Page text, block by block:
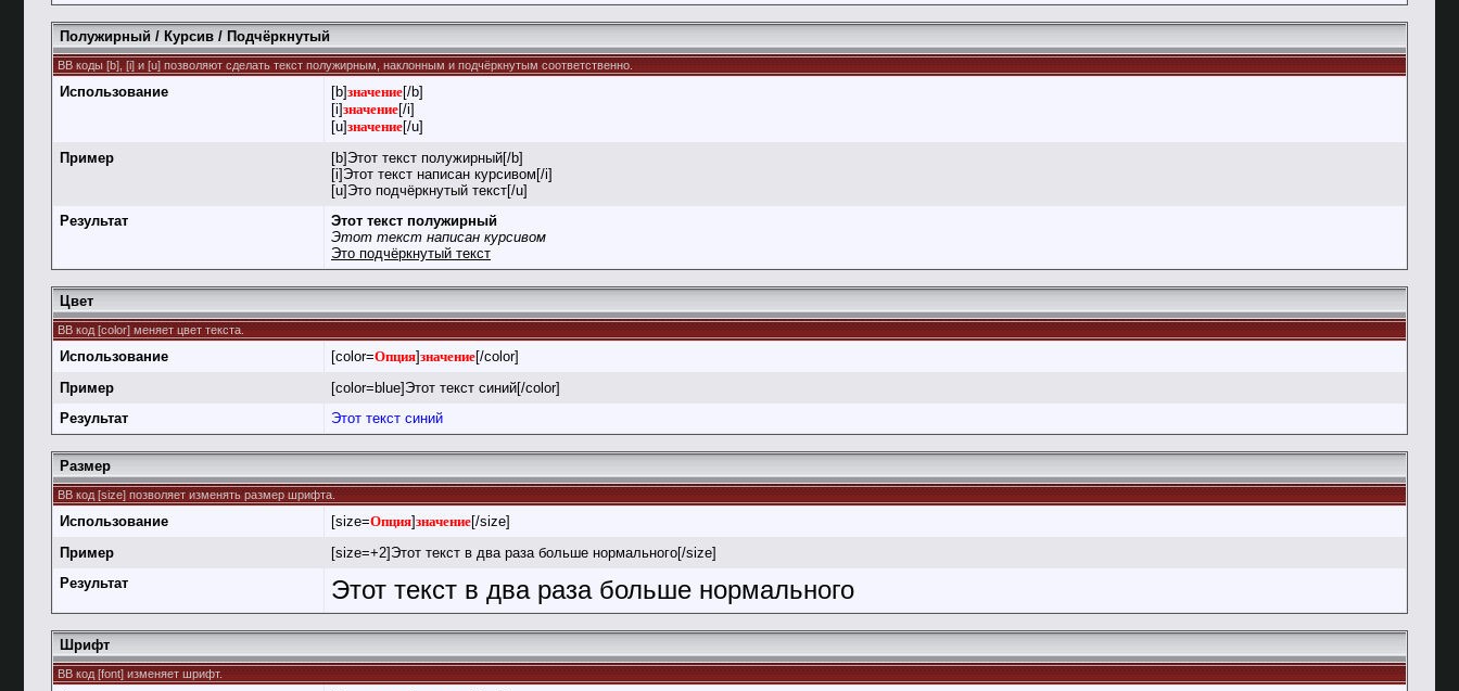
Полужирный / Курсив / Подчёркнутый
BB коды [b], [i] и [u] позволяют сделать текст полужирным, наклонным и подчёркнутым соответственно.
Использование [b]значение[/b]
[i]значение[/i]
[u]значение[/u]
Пример
[b]Этот текст полужирный[/b]
[i]Этот текст написан курсивом[/i]
[u]Это подчёркнутый текст[/u]
Результат
Этот текст полужирный
Этот текст написан курсивом
Это подчёркнутый текст
Цвет
BB код [color] меняет цвет текста.
Использование [color=Опция]значение[/color]
Пример
[color=blue]Этот текст синий[/color]
Результат
Этот текст синий
Размер
BB код [size] позволяет изменять размер шрифта.
Использование [size=Опция]значение[/size]
Пример
[size=+2]Этот текст в два раза больше нормального[/size]
Результат
Этот текст в два раза больше нормального
Шрифт
BB код [font] изменяет шрифт.